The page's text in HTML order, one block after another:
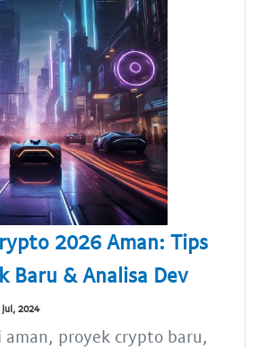
2026 Aman: Tips
Baru & Analisa Dev
2024
aman, proyek crypto baru,